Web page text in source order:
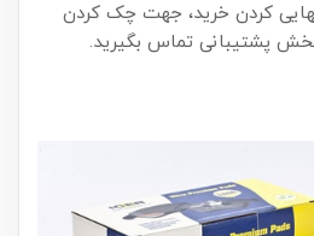
کردن خرید، جهت چک کردن
پشتیبانی تماس بگیرید.